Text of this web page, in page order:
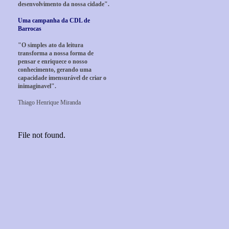
desenvolvimento da nossa cidade".
Uma campanha da CDL de
Barrocas
"O simples ato da leitura
transforma a nossa forma de
pensar e enriquece o nosso
conhecimento, gerando uma
capacidade imensurável de criar o
inimaginavel".
Thiago Henrique Miranda